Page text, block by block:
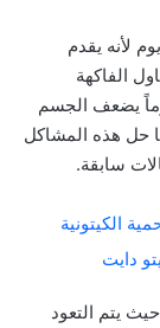
البعض نصح بالتوقف عن هذا النظام بعد مرور 15 يوم لأنه يقدم
الفاكهة
بالطبع فإن الاستمرار لأكثر من 14 يوماً يضعف الجسم
حل هذه المشاكل
سابقة.
دايت
يتم التعود